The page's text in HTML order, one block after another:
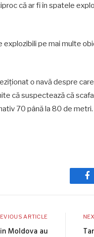
că ar fi în spatele
explozibili pe mai multe
o navă despre
că suspectează că
70 până la 80 de metri.
ARTICLE
Moldova au